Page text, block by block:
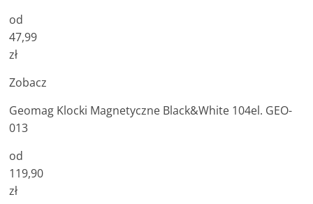
od
47,99
zł
Zobacz
Geomag Klocki Magnetyczne Black&White 104el. GEO-
013
od
119,90
zł